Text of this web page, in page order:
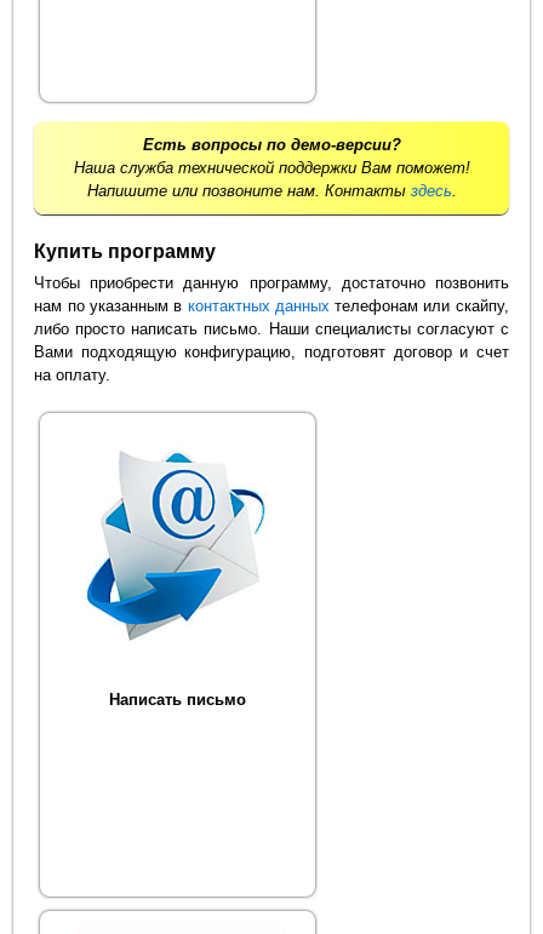
Есть вопросы по демо-версии?
Наша служба технической поддержки Вам поможет!
Напишите или позвоните нам. Контакты здесь
Купить программу
Чтобы приобрести данную программу, достаточно позвонить
нам по указанным в контактных данныхтелефонам или скайпу,
либо просто написать письмо. Наши специалисты согласуют с
Вами подходящую конфигурацию, подготовят договор и счет
на оплату.
Написать письмо